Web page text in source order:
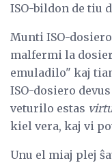
ISO-bildon de tiu
Munti ISO-
malfermi la
emuladilo" kaj
ISO-dosiero
veturilo estas
kiel vera, kaj vi
Unu el miaj plej